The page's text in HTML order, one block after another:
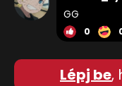
GG
0
Lépj be,